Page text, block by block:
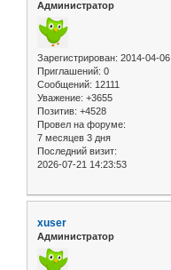
Администратор
Зарегистрирован: 2014-04-06
Приглашений: 0
Сообщений: 12111
Уважение: +3655
Позитив: +4528
Провел на форуме:
7 месяцев 3 дня
Последний визит:
2026-07-21 14:23:53
xuser
Администратор